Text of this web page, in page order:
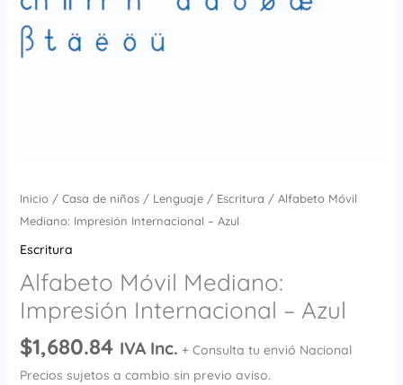
Inicio/ Casa de niños/ Lenguaje/ Escritura / Alfabeto Móvil
Mediano: Impresión Internacional – Azul
Escritura
Alfabeto Móvil Mediano:
Impresión Internacional – Azul
$1,680.84 IVA Inc. + Consulta tu envió Nacional
Precios sujetos a cambio sin previo aviso.